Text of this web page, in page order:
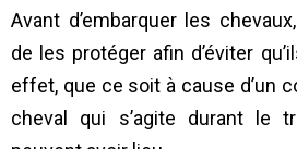
Avant d’embarquer les
de les protéger afin d’éviter
effet, que ce soit à cause d’un
cheval qui s’agite durant le